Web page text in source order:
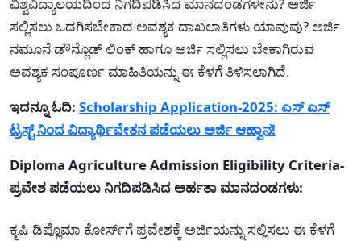
ಸಲ್ಲಿಸಲು ಒದಗಿಸಬೇಕಾದ ಅವಶ್ಯಕ ದಾಖಲಾತಿಗಳು ಯಾವುವು? ಅರ್ಜಿ
ನಮೂನೆ ಡೌನ್ಲೊಡ್ ಲಿಂಕ್ ಹಾಗೂ ಅರ್ಜಿ ಸಲ್ಲಿಸಲು ಬೇಕಾಗಿರುವ
ಅವಶ್ಯಕ ಸಂಪೂರ್ಣ ಮಾಹಿತಿಯನ್ನು ಈ ಕೆಳಗೆ ತಿಳಿಸಲಾಗಿದೆ.
ಇದನ್ನೂ ಓದಿ: Scholarship Application-2025: ಎಸ್ ಎಸ್
ಟ್ರಸ್ಟ್ ನಿಂದ ವಿದ್ಯಾರ್ಥಿವೇತನ ಪಡೆಯಲು ಅರ್ಜಿ ಆಹ್ವಾನ!
Diploma Agriculture Admission Eligibility Criteria-
ಪ್ರವೇಶ ಪಡೆಯಲು ನಿಗದಿಪಡಿಸಿದ ಅರ್ಹತಾ ಮಾನದಂಡಗಳು:
ಕೃಷಿ ಡಿಪ್ಲೊಮಾ ಕೋರ್ಸ್‌ಗೆ ಪ್ರವೇಶಕ್ಕೆ ಅರ್ಜಿಯನ್ನು ಸಲ್ಲಿಸಲು ಈ ಕೆಳಗೆ